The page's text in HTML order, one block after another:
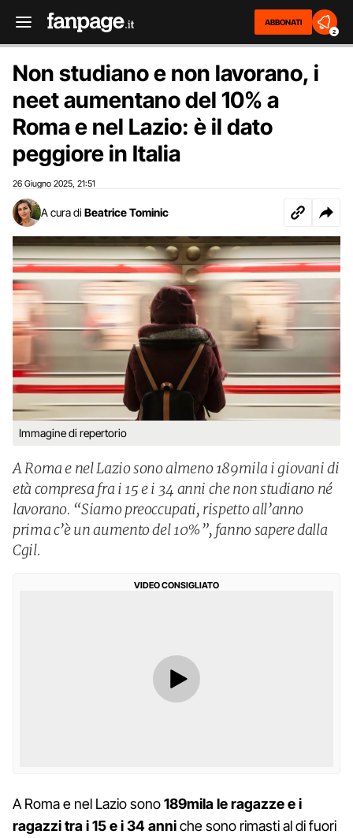
ABBONATI
2
Non studiano e non lavorano, i
neet aumentano del 10% a
Roma e nel Lazio: è il dato
peggiore in Italia
26 Giugno 2025 21:51
A cura di Beatrice Tominic
Immagine di repertorio
A Roma e nel Lazio sono almeno 189mila i giovani di
età compresa fra i 15 e i 34 anni che non studiano né
lavorano. “Siamo preoccupati, rispetto all’anno
prima c’è un aumento del 10%”, fanno sapere dalla
Cgil.
VIDEO CONSIGLIATO
A Roma e nel Lazio sono189mila le ragazze e i
ragazzi tra i 15 e i 34 anniche sono rimasti al di fuori